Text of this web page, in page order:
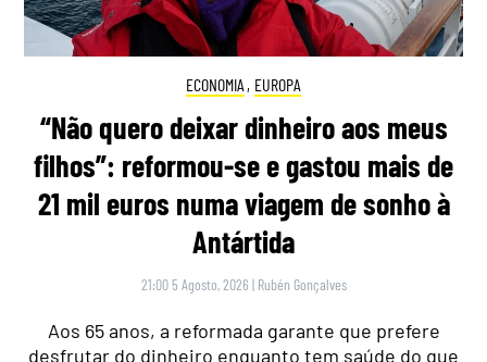
ECONOMIA , EUROPA
“Não quero deixar dinheiro aos meus
filhos”: reformou-se e gastou mais de
21 mil euros numa viagem de sonho à
Antártida
21:00 5 Agosto, 2026 | Rubén Gonçalves
Aos 65 anos, a reformada garante que prefere
desfrutar do dinheiro enquanto tem saúde do que